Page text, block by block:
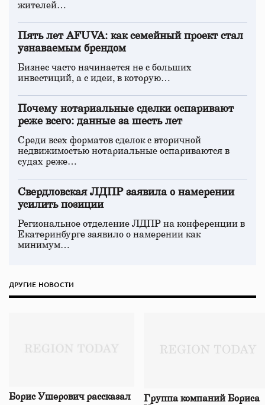
жителей…
Пять лет AFUVA: как семейный проект стал
узнаваемым брендом
Бизнес часто начинается не с больших
инвестиций, а с идеи, в которую…
Почему нотариальные сделки оспаривают
реже всего: данные за шесть лет
Среди всех форматов сделок с вторичной
недвижимостью нотариальные оспариваются в
судах реже…
Свердловская ЛДПР заявила о намерении
усилить позиции
Региональное отделение ЛДПР на конференции в
Екатеринбурге заявило о намерении как
минимум…
ДРУГИЕ НОВОСТИ
Борис Ушерович рассказал
Группа компаний Бориса